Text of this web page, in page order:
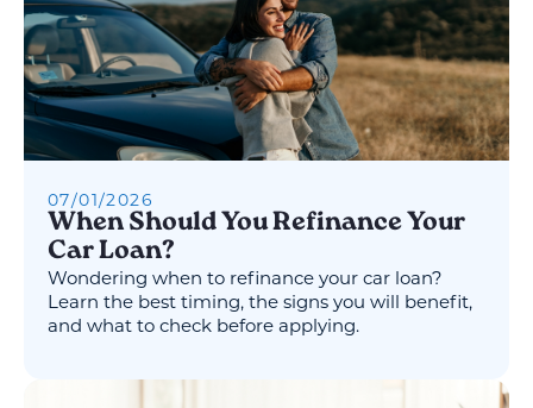
07/01/2026
When Should You Refinance Your
Car Loan?
Wondering when to refinance your car loan?
Learn the best timing, the signs you will benefit,
and what to check before applying.